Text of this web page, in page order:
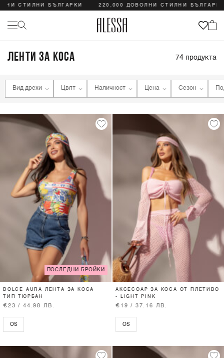
БЪЛГАРКИ 220,000 ДОВОЛНИ СТИЛНИ БЪЛГАРКИ
ЛЕНТИ ЗА КОСА 74продукта
Вид дрехи Цвят Наличност Цена Сезон
ПОСЛЕДНИ БРОЙКИ
DOLCE AURA ЛЕНТА ЗА КОСА
ТИП ТЮРБАН
€23 / 44.98 ЛВ.
OS
АКСЕСОАР ЗА КОСА ОТ ПЛЕТИВО
- LIGHT PINK
€19 / 37.16 ЛВ.
OS